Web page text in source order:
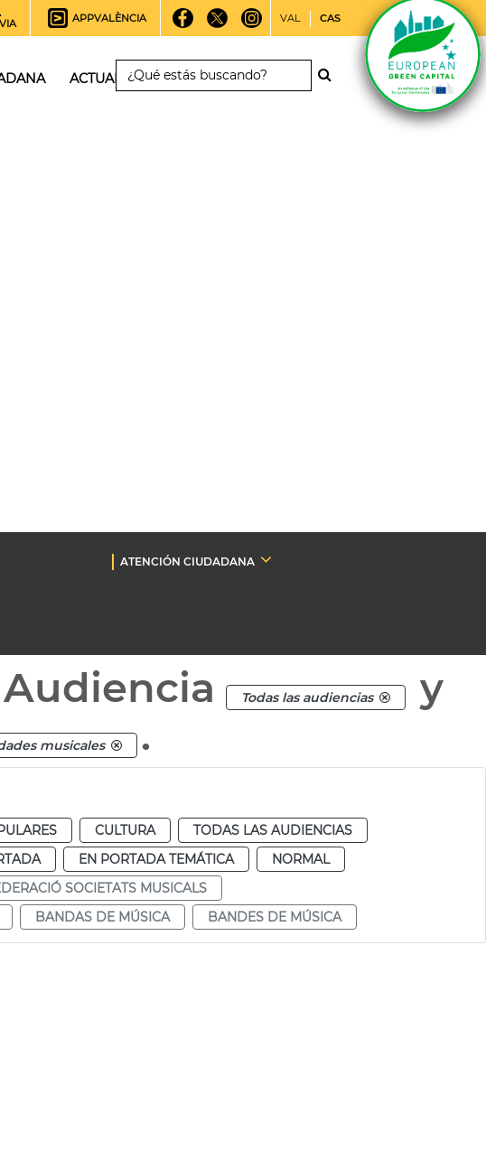
APPVALÈNCIA VAL CAS
ACTUALIDAD
ATENCIÓN CIUDADANA
Todas las audiencias
y
musicales .
CULTURA
TODAS LAS AUDIENCIAS
EN PORTADA TEMÁTICA
NORMAL
SOCIETATS MUSICALS
BANDAS DE MÚSICA BANDES DE MÚSICA